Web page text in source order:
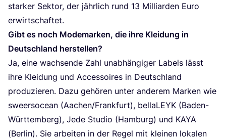
star­ker Sek­tor, der jähr­lich rund 13 Mil­li­ar­den Euro
erwirtschaftet.
Gibt es noch Mode­mar­ken, die ihre Klei­dung in
Deutsch­land herstellen?
Ja, eine wach­sen­de Zahl unab­hän­gi­ger Labels lässt
ihre Klei­dung und Acces­soires in Deutsch­land
pro­du­zie­ren. Dazu gehö­ren unter ande­rem Mar­ken wie
sweer­so­ce­an (Aachen/​Frankfurt), bella­LEYK (Baden-
Würt­tem­berg), Jede Stu­dio (Ham­burg) und KAYA
(Ber­lin). Sie arbei­ten in der Regel mit klei­nen loka­len